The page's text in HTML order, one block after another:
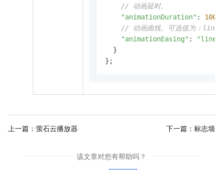
// 动画延时。
"animationDuration" : 1000
// 动画曲线。可选值为：
"animationEasing" :
  }
};
上一篇： 萤石云播放器 下一篇： 标志墙
该文章对您有帮助吗？